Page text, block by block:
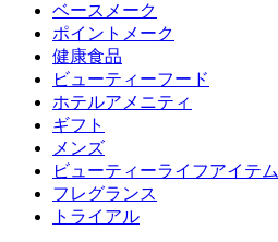
ベースメーク
ポイントメーク
健康食品
ビューティーフード
ホテルアメニティ
ギフト
メンズ
ビューティーライフアイテム
フレグランス
トライアル